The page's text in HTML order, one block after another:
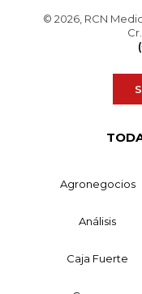
© 2026, RCN
Agronegocios
Análisis
Caja Fuerte